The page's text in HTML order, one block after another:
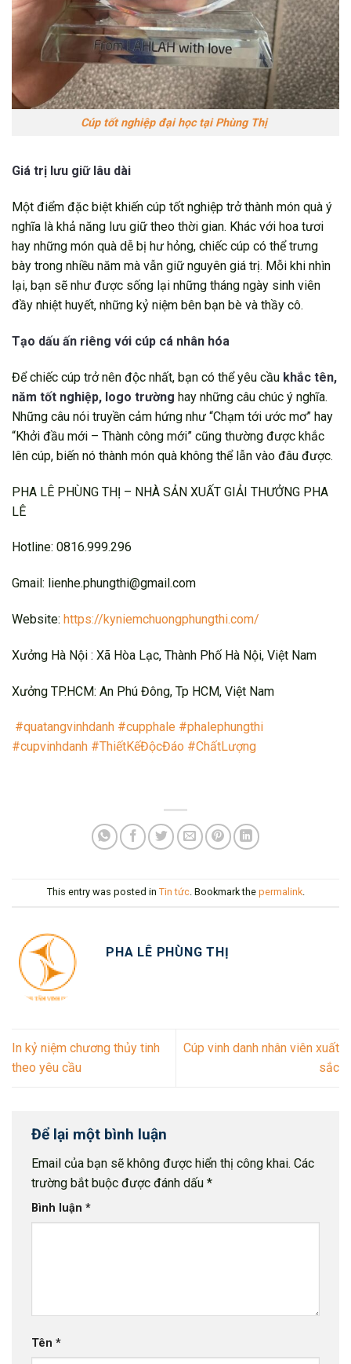
Cúp tốt nghiệp đại học tại Phùng Thị
Giá trị lưu giữ lâu dài
Một điểm đặc biệt khiến cúp tốt nghiệp trở thành món quà ý
nghĩa là khả năng lưu giữ theo thời gian. Khác với hoa tươi
hay những món quà dễ bị hư hỏng, chiếc cúp có thể trưng
bày trong nhiều năm mà vẫn giữ nguyên giá trị. Mỗi khi nhìn
lại, bạn sẽ như được sống lại những tháng ngày sinh viên
đầy nhiệt huyết, những kỷ niệm bên bạn bè và thầy cô.
Tạo dấu ấn riêng với cúp cá nhân hóa
Để chiếc cúp trở nên độc nhất, bạn có thể yêu cầu khắc tên,
năm tốt nghiệp, logo trường hay những câu chúc ý nghĩa.
Những câu nói truyền cảm hứng như “Chạm tới ước mơ” hay
“Khởi đầu mới – Thành công mới” cũng thường được khắc
lên cúp, biến nó thành món quà không thể lẫn vào đâu được.
PHA LÊ PHÙNG THỊ – NHÀ SẢN XUẤT GIẢI THƯỞNG PHA
LÊ
Hotline: 0816.999.296
Gmail: lienhe.phungthi@gmail.com
Website: https://kyniemchuongphungthi.com/
Xưởng Hà Nội : Xã Hòa Lạc, Thành Phố Hà Nội, Việt Nam
Xưởng TP.HCM: An Phú Đông, Tp HCM, Việt Nam
#quatangvinhdanh #cupphale #phalephungthi
#cupvinhdanh #ThiếtKếĐộcĐáo #ChấtLượng
This entry was posted in Tin tức. Bookmark the permalink.
PHA LÊ PHÙNG THỊ
In kỷ niệm chương thủy tinh
theo yêu cầu
Cúp vinh danh nhân viên xuất
sắc
Để lại một bình luận
Email của bạn sẽ không được hiển thị công khai. Các
trường bắt buộc được đánh dấu *
Bình luận *
Tên *